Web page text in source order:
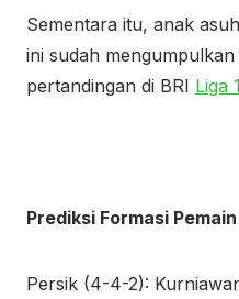
Sementara itu, anak
ini sudah mengumpulkan
pertandingan di BRI Liga 1
Prediksi Formasi Pemain
Persik (4-4-2):